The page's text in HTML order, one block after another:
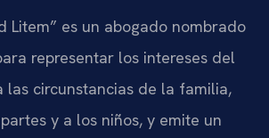
Litem” es un abogado nombrado
representar los intereses del
las circunstancias de la familia,
y a los niños, y emite un